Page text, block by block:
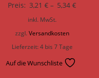
Preis: 3,21€ – 5,34€
inkl. MwSt.
zzgl. Versandkosten
Lieferzeit:4 bis 7 Tage
Auf die Wunschliste